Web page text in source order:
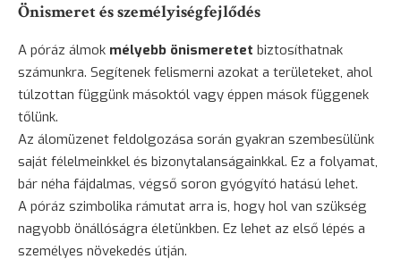
Önismeret és személyiségfejlődés
A póráz álmok mélyebb önismeretet biztosíthatnak
számunkra. Segítenek felismerni azokat a területeket, ahol
túlzottan függünk másoktól vagy éppen mások függenek
tőlünk.
Az álomüzenet feldolgozása során gyakran szembesülünk
saját félelmeinkkel és bizonytalanságainkkal. Ez a folyamat,
bár néha fájdalmas, végső soron gyógyító hatású lehet.
A póráz szimbolika rámutat arra is, hogy hol van szükség
nagyobb önállóságra életünkben. Ez lehet az első lépés a
személyes növekedés útján.